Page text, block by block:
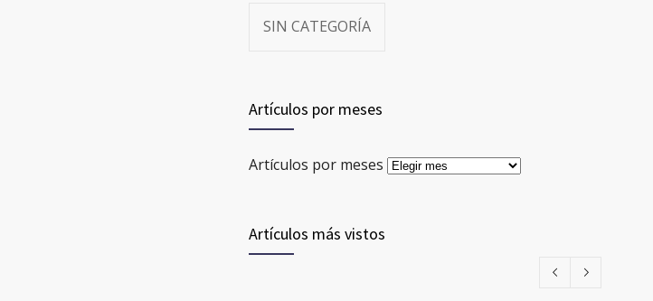
SIN CATEGORÍA
Artículos por meses
Artículos por meses
Artículos más vistos